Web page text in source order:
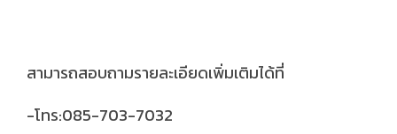
สามารถสอบถามรายละเอียดเพิ่มเติมได้ที่
-โทร:085-703-7032